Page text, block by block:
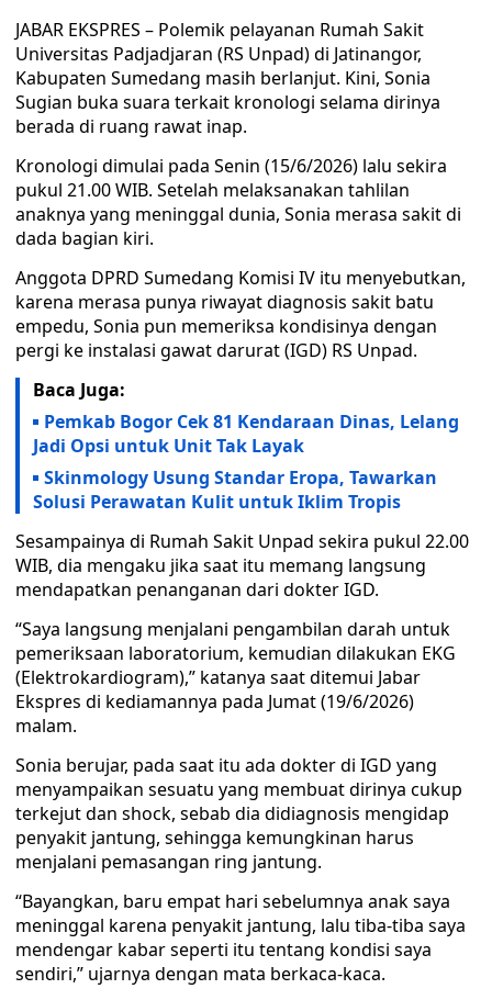
JABAR EKSPRES – Polemik pelayanan Rumah Sakit
Universitas Padjadjaran (RS Unpad) di Jatinangor,
Kabupaten Sumedang masih berlanjut. Kini, Sonia
Sugian buka suara terkait kronologi selama dirinya
berada di ruang rawat inap.
Kronologi dimulai pada Senin (15/6/2026) lalu sekira
pukul 21.00 WIB. Setelah melaksanakan tahlilan
anaknya yang meninggal dunia, Sonia merasa sakit di
dada bagian kiri.
Anggota DPRD Sumedang Komisi IV itu menyebutkan,
karena merasa punya riwayat diagnosis sakit batu
empedu, Sonia pun memeriksa kondisinya dengan
pergi ke instalasi gawat darurat (IGD) RS Unpad.
Baca Juga:
Pemkab Bogor Cek 81 Kendaraan Dinas, Lelang
Jadi Opsi untuk Unit Tak Layak
Skinmology Usung Standar Eropa, Tawarkan
Solusi Perawatan Kulit untuk Iklim Tropis
Sesampainya di Rumah Sakit Unpad sekira pukul 22.00
WIB, dia mengaku jika saat itu memang langsung
mendapatkan penanganan dari dokter IGD.
“Saya langsung menjalani pengambilan darah untuk
pemeriksaan laboratorium, kemudian dilakukan EKG
(Elektrokardiogram),” katanya saat ditemui Jabar
Ekspres di kediamannya pada Jumat (19/6/2026)
malam.
Sonia berujar, pada saat itu ada dokter di IGD yang
menyampaikan sesuatu yang membuat dirinya cukup
terkejut dan shock, sebab dia didiagnosis mengidap
penyakit jantung, sehingga kemungkinan harus
menjalani pemasangan ring jantung.
“Bayangkan, baru empat hari sebelumnya anak saya
meninggal karena penyakit jantung, lalu tiba-tiba saya
mendengar kabar seperti itu tentang kondisi saya
sendiri,” ujarnya dengan mata berkaca-kaca.